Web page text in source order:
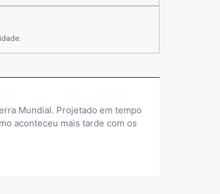
Mundial. Projetado em tempo
aconteceu mais tarde com os